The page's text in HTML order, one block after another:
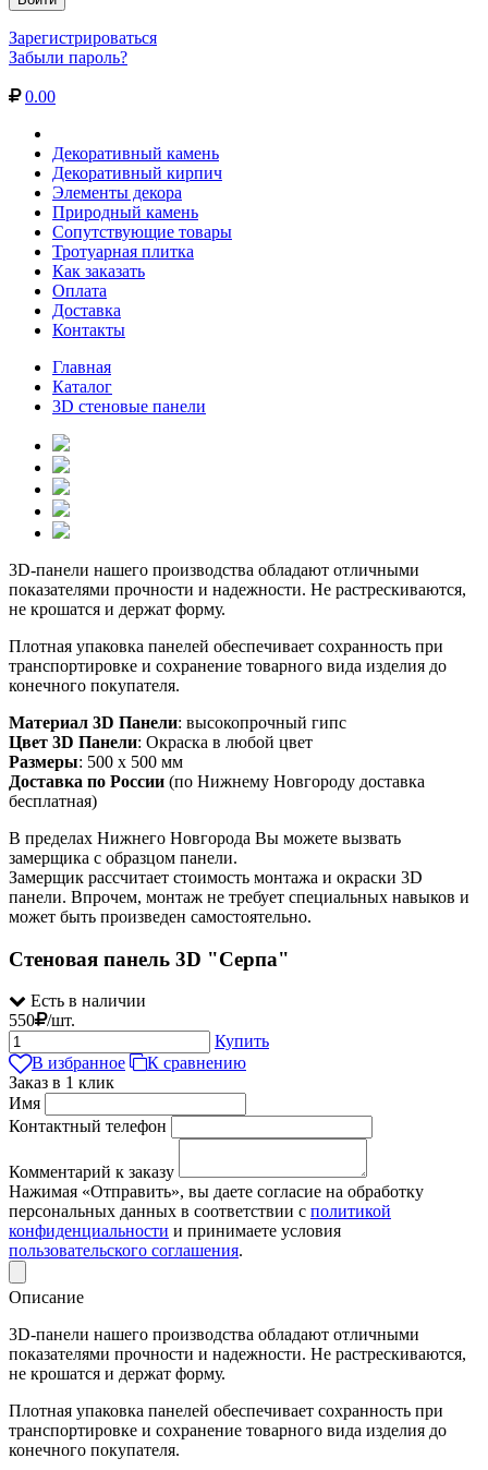
Зарегистрироваться
Забыли пароль?
0.00
Декоративный камень
Декоративный кирпич
Элементы декора
Природный камень
Сопутствующие товары
Тротуарная плитка
Как заказать
Оплата
Доставка
Контакты
Главная
Каталог
3D стеновые панели
3D-панели нашего производства обладают отличными
показателями прочности и надежности. Не растрескиваются,
не крошатся и держат форму.
Плотная упаковка панелей обеспечивает сохранность при
транспортировке и сохранение товарного вида изделия до
конечного покупателя.
Материал 3D Панели: высокопрочный гипс
Цвет 3D Панели: Окраска в любой цвет
Размеры: 500 х 500 мм
Доставка по России (по Нижнему Новгороду доставка
бесплатная)
В пределах Нижнего Новгорода Вы можете вызвать
замерщика с образцом панели.
Замерщик рассчитает стоимость монтажа и окраски 3D
панели. Впрочем, монтаж не требует специальных навыков и
может быть произведен самостоятельно.
Стеновая панель 3D "Серпа"
Есть в наличии
550
/шт.
Купить
В избранное
К сравнению
Заказ в 1 клик
Имя
Контактный телефон
Комментарий к заказу
Нажимая «Отправить», вы даете согласие на обработку
персональных данных в соответствии с политикой
конфиденциальности и принимаете условия
пользовательского соглашения.
Описание
3D-панели нашего производства обладают отличными
показателями прочности и надежности. Не растрескиваются,
не крошатся и держат форму.
Плотная упаковка панелей обеспечивает сохранность при
транспортировке и сохранение товарного вида изделия до
конечного покупателя.